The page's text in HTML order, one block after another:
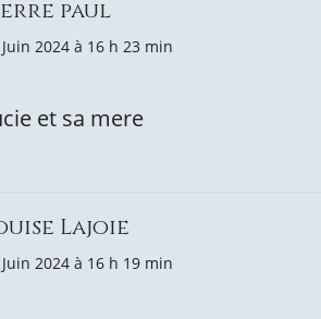
paul
2024 à 16 h 23 min
et sa mere
Lajoie
2024 à 16 h 19 min